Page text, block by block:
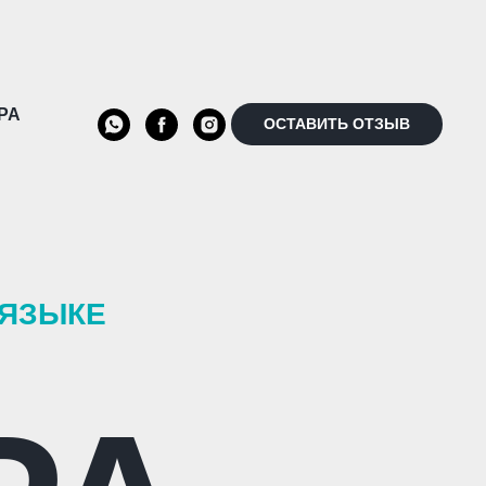
ОСТАВИТЬ ОТЗЫВ